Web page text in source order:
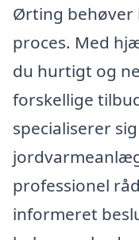
Ørting behøver
proces. Med
du hurtigt og
forskellige
specialiserer
professionel
informeret